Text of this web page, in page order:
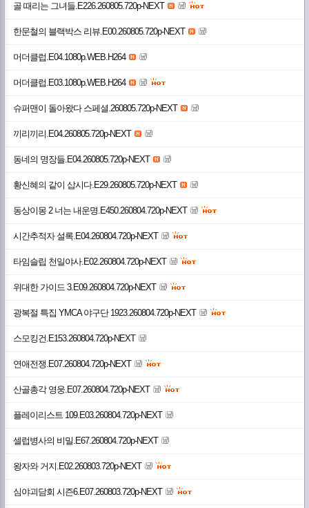
골 때리는 그녀들.E226.260805.720p-NEXT
한문철의 블랙박스 리뷰.E00.260805.720p-NEXT
머더클럽.E04.1080p.WEB.H264
머더클럽.E03.1080p.WEB.H264
슈퍼맨이 돌아왔다 스페셜.260805.720p-NEXT
끼리끼리.E04.260805.720p-NEXT
동네의 명장들.E04.260805.720p-NEXT
황신혜의 같이 삽시다.E29.260805.720p-NEXT
동상이몽 2 너는 내운명.E450.260804.720p-NEXT
시간추적자 설록.E04.260804.720p-NEXT
타임슬립 천일야사.E02.260804.720p-NEXT
위대한 가이드 3.E09.260804.720p-NEXT
광복절 특집 YMCA 야구단 1923.260804.720p-NEXT
스모킹건.E153.260804.720p-NEXT
연애전쟁.E07.260804.720p-NEXT
산골총각 영웅.E07.260804.720p-NEXT
플레이리스트 109.E03.260804.720p-NEXT
셀럽병사의 비밀.E67.260804.720p-NEXT
왕자와 거지.E02.260803.720p-NEXT
심야괴담회 시즌6.E07.260803.720p-NEXT